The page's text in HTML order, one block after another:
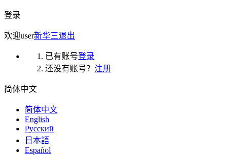
登录
欢迎user新华三退出
已有账号登录
还没有账号？ 注册
简体中文
简体中文
English
Русский
日本語
Español